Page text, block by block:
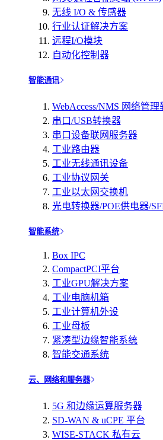
无线 I/O & 传感器
行业认证解决方案
远程I/O模块
自动化控制器
智能通讯
WebAccess/NMS 网络管理
串口/USB转换器
串口设备联网服务器
工业路由器
工业无线通讯设备
工业协议网关
工业以太网交换机
光电转换器/POE供电器/
智能系统
Box IPC
CompactPCI平台
工业GPU解决方案
工业电脑机箱
工业计算机外设
工业母板
紧凑型边缘智能系统
智能交通系统
云、网络和服务器
5G 和边缘运算服务器
SD-WAN & uCPE 平台
WISE-STACK 私有云